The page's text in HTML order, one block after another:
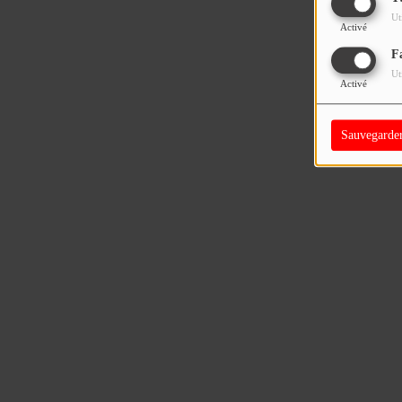
Activé
Activé